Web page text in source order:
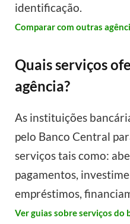
identificação.
Comparar com outras
Quais serviços
agência?
As instituições
pelo Banco Central
serviços tais como:
pagamentos,
empréstimos,
Ver guias sobre serviços do